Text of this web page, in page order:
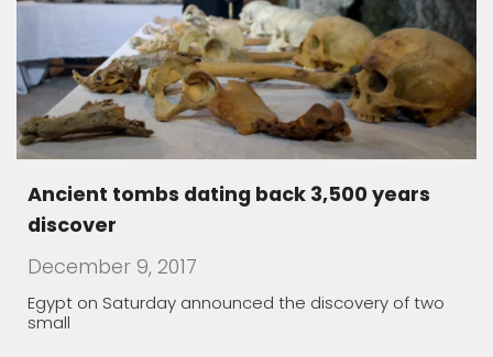
Ancient tombs dating back 3,500 years
discover
December 9, 2017
Egypt on Saturday announced the discovery of two
small